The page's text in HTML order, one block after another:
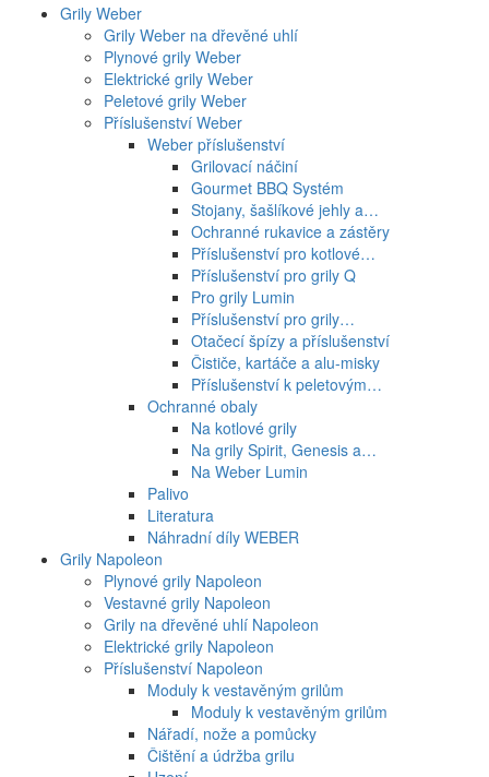
Grily Weber
Grily Weber na dřevěné uhlí
Plynové grily Weber
Elektrické grily Weber
Peletové grily Weber
Příslušenství Weber
Weber příslušenství
Grilovací náčiní
Gourmet BBQ Systém
Stojany, šašlíkové jehly a…
Ochranné rukavice a zástěry
Příslušenství pro kotlové…
Příslušenství pro grily Q
Pro grily Lumin
Příslušenství pro grily…
Otačecí špízy a příslušenství
Čističe, kartáče a alu-misky
Příslušenství k peletovým…
Ochranné obaly
Na kotlové grily
Na grily Spirit, Genesis a…
Na Weber Lumin
Palivo
Literatura
Náhradní díly WEBER
Grily Napoleon
Plynové grily Napoleon
Vestavné grily Napoleon
Grily na dřevěné uhlí Napoleon
Elektrické grily Napoleon
Příslušenství Napoleon
Moduly k vestavěným grilům
Moduly k vestavěným grilům
Nářadí, nože a pomůcky
Čištění a údržba grilu